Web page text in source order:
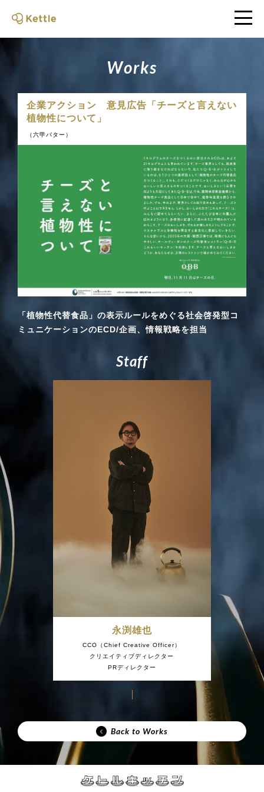
Works
企業アクション 意見広告「チーズと言えない
植物性について」
（六甲バター）
「植物性代替食品」の表示ルールをめぐる社会啓発型コ
ミュニケーションのECD/企画、情報戦略を担当
Staff
永渕雄也
CCO（Chief Creative Officer）
クリエイティブディレクター
PRディレクター
Back to Works